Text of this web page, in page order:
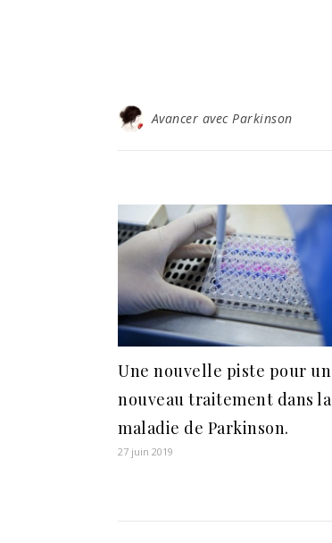
Avancer avec Parkinson
Une nouvelle piste pour un
nouveau traitement dans la
maladie de Parkinson.
27 juin 2019